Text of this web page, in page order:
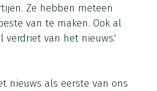
Ze hebben meteen
van te maken. Ook al
verdriet van het nieuws.'
nieuws als eerste van ons